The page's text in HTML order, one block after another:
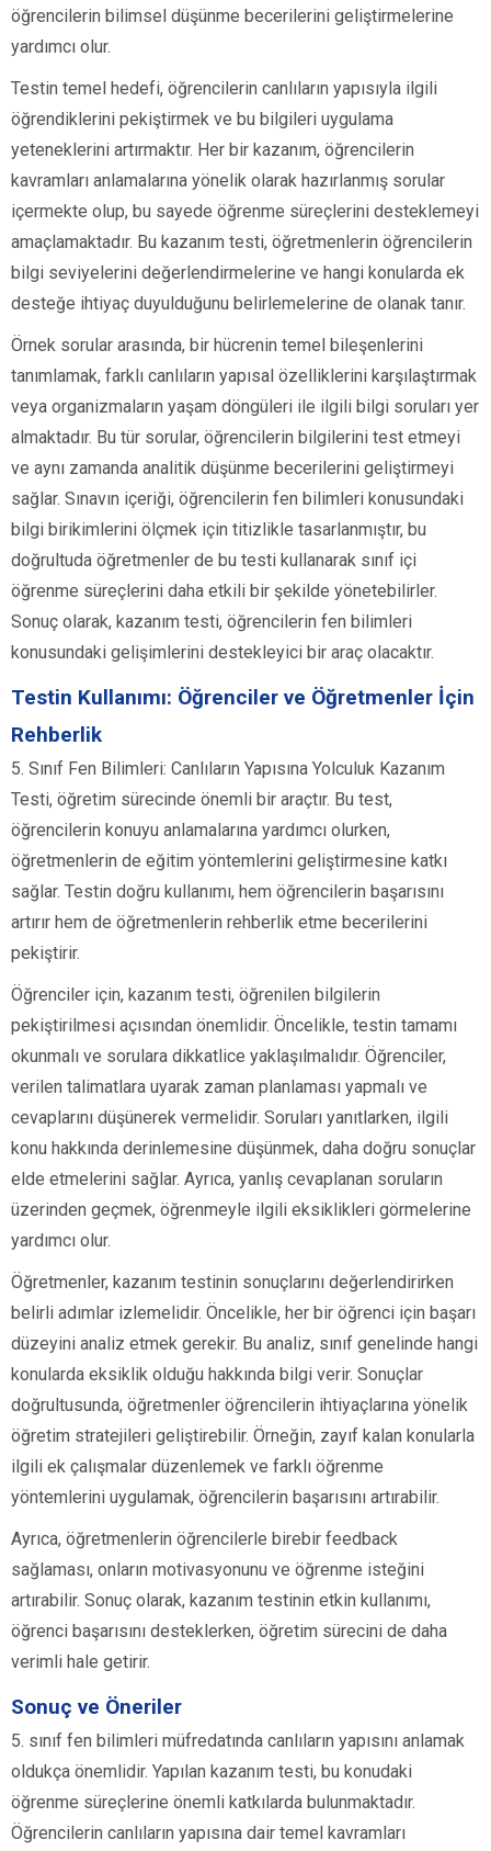
öğrencilerin bilimsel düşünme becerilerini geliştirmelerine
yardımcı olur.
Testin temel hedefi, öğrencilerin canlıların yapısıyla ilgili
öğrendiklerini pekiştirmek ve bu bilgileri uygulama
yeteneklerini artırmaktır. Her bir kazanım, öğrencilerin
kavramları anlamalarına yönelik olarak hazırlanmış sorular
içermekte olup, bu sayede öğrenme süreçlerini desteklemeyi
amaçlamaktadır. Bu kazanım testi, öğretmenlerin öğrencilerin
bilgi seviyelerini değerlendirmelerine ve hangi konularda ek
desteğe ihtiyaç duyulduğunu belirlemelerine de olanak tanır.
Örnek sorular arasında, bir hücrenin temel bileşenlerini
tanımlamak, farklı canlıların yapısal özelliklerini karşılaştırmak
veya organizmaların yaşam döngüleri ile ilgili bilgi soruları yer
almaktadır. Bu tür sorular, öğrencilerin bilgilerini test etmeyi
ve aynı zamanda analitik düşünme becerilerini geliştirmeyi
sağlar. Sınavın içeriği, öğrencilerin fen bilimleri konusundaki
bilgi birikimlerini ölçmek için titizlikle tasarlanmıştır, bu
doğrultuda öğretmenler de bu testi kullanarak sınıf içi
öğrenme süreçlerini daha etkili bir şekilde yönetebilirler.
Sonuç olarak, kazanım testi, öğrencilerin fen bilimleri
konusundaki gelişimlerini destekleyici bir araç olacaktır.
Testin Kullanımı: Öğrenciler ve Öğretmenler İçin
Rehberlik
5. Sınıf Fen Bilimleri: Canlıların Yapısına Yolculuk Kazanım
Testi, öğretim sürecinde önemli bir araçtır. Bu test,
öğrencilerin konuyu anlamalarına yardımcı olurken,
öğretmenlerin de eğitim yöntemlerini geliştirmesine katkı
sağlar. Testin doğru kullanımı, hem öğrencilerin başarısını
artırır hem de öğretmenlerin rehberlik etme becerilerini
pekiştirir.
Öğrenciler için, kazanım testi, öğrenilen bilgilerin
pekiştirilmesi açısından önemlidir. Öncelikle, testin tamamı
okunmalı ve sorulara dikkatlice yaklaşılmalıdır. Öğrenciler,
verilen talimatlara uyarak zaman planlaması yapmalı ve
cevaplarını düşünerek vermelidir. Soruları yanıtlarken, ilgili
konu hakkında derinlemesine düşünmek, daha doğru sonuçlar
elde etmelerini sağlar. Ayrıca, yanlış cevaplanan soruların
üzerinden geçmek, öğrenmeyle ilgili eksiklikleri görmelerine
yardımcı olur.
Öğretmenler, kazanım testinin sonuçlarını değerlendirirken
belirli adımlar izlemelidir. Öncelikle, her bir öğrenci için başarı
düzeyini analiz etmek gerekir. Bu analiz, sınıf genelinde hangi
konularda eksiklik olduğu hakkında bilgi verir. Sonuçlar
doğrultusunda, öğretmenler öğrencilerin ihtiyaçlarına yönelik
öğretim stratejileri geliştirebilir. Örneğin, zayıf kalan konularla
ilgili ek çalışmalar düzenlemek ve farklı öğrenme
yöntemlerini uygulamak, öğrencilerin başarısını artırabilir.
Ayrıca, öğretmenlerin öğrencilerle birebir feedback
sağlaması, onların motivasyonunu ve öğrenme isteğini
artırabilir. Sonuç olarak, kazanım testinin etkin kullanımı,
öğrenci başarısını desteklerken, öğretim sürecini de daha
verimli hale getirir.
Sonuç ve Öneriler
5. sınıf fen bilimleri müfredatında canlıların yapısını anlamak
oldukça önemlidir. Yapılan kazanım testi, bu konudaki
öğrenme süreçlerine önemli katkılarda bulunmaktadır.
Öğrencilerin canlıların yapısına dair temel kavramları